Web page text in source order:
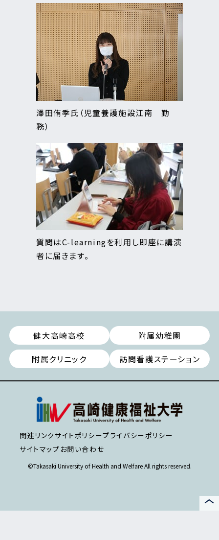
澤田侑季氏（児童養護施設江南 勤
務）
質問はC-learningを利用し即座に講演
者に届きます。
健大高崎高校
附属幼稚園
附属クリニック
訪問看護ステーション
関連リンク サイトポリシープライバシーポリシー
サイトマップ お問い合わせ
©Takasaki University of Health and Welfare All rights reserved.